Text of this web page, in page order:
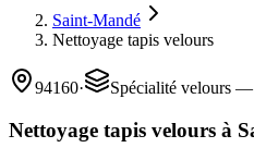
Saint-Mandé
Nettoyage tapis velours
94160· Spécialité velours
Nettoyage tapis velours à